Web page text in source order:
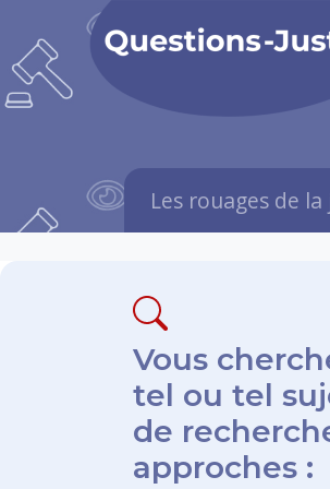
Les rouages de
Vous
tel ou tel
de
approches :